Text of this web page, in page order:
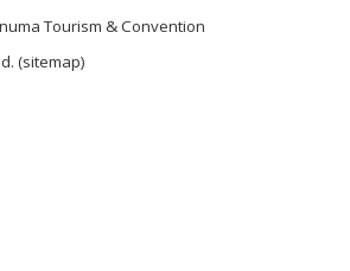
Tourism & Convention
(sitemap)